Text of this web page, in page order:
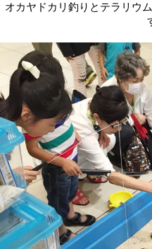
オカヤドカリ釣りとテラリウ